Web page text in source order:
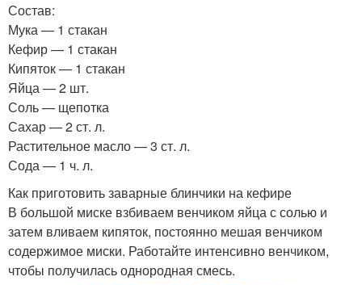
Состав:
Мука — 1 стакан
Кефир — 1 стакан
Кипяток — 1 стакан
Яйца — 2 шт.
Соль — щепотка
Сахар — 2 ст. л.
Растительное масло — 3 ст. л.
Сода — 1 ч. л.
Как приготовить заварные блинчики на кефире
В большой миске взбиваем венчиком яйца с солью и
затем вливаем кипяток, постоянно мешая венчиком
содержимое миски. Работайте интенсивно венчиком,
чтобы получилась однородная смесь.